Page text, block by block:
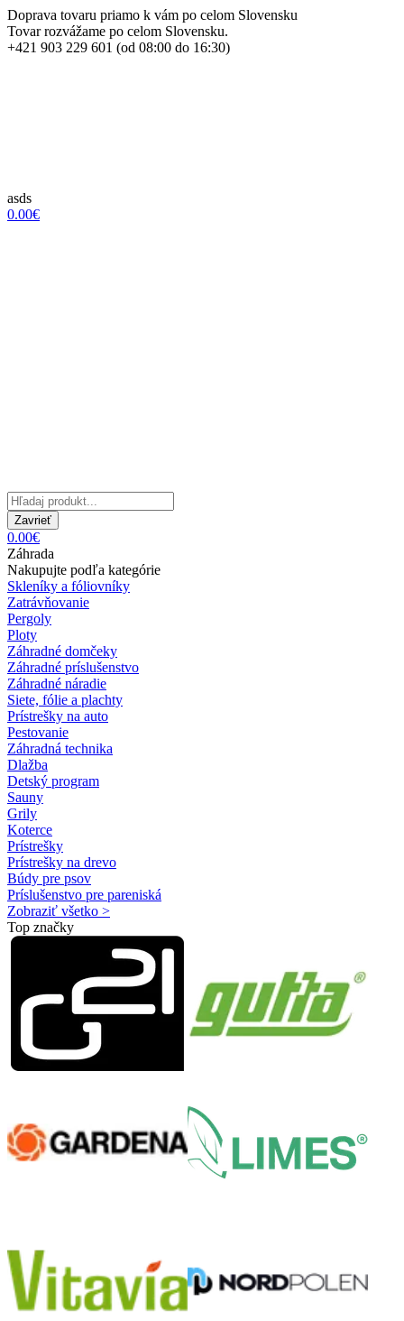
Doprava tovaru priamo k vám po celom Slovensku
Tovar rozvážame po celom Slovensku.
+421 903 229 601 (od 08:00 do 16:30)
asds
0.00€
Zavrieť
0.00€
Záhrada
Nakupujte podľa kategórie
Skleníky a fóliovníky
Zatrávňovanie
Pergoly
Ploty
Záhradné domčeky
Záhradné príslušenstvo
Záhradné náradie
Siete, fólie a plachty
Prístrešky na auto
Pestovanie
Záhradná technika
Dlažba
Detský program
Sauny
Grily
Koterce
Prístrešky
Prístrešky na drevo
Búdy pre psov
Príslušenstvo pre pareniská
Zobraziť všetko >
Top značky